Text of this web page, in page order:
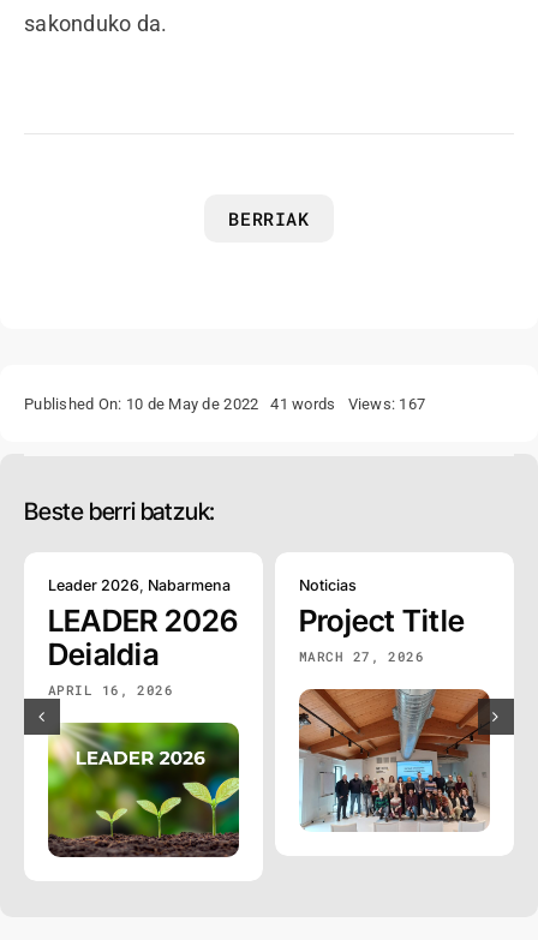
sakonduko da.
BERRIAK
Published On: 10 de May de 2022 41 words Views: 167
Beste berri batzuk:
Leader 2026, Nabarmena
LEADER 2026
Deialdia
APRIL 16, 2026
Noticias
Project Title
MARCH 27, 2026